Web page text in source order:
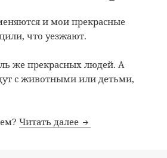
и мои прекрасные
что уезжают.
же прекрасных людей. А
с животными или детьми,
Читать далее Сдам чудесную